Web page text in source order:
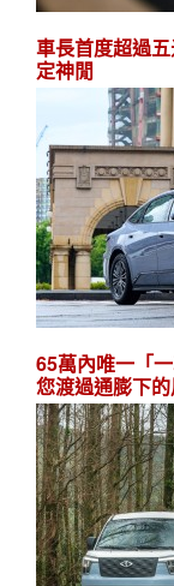
車長首度超過
定神閒
65萬內唯一「
您渡過通膨下